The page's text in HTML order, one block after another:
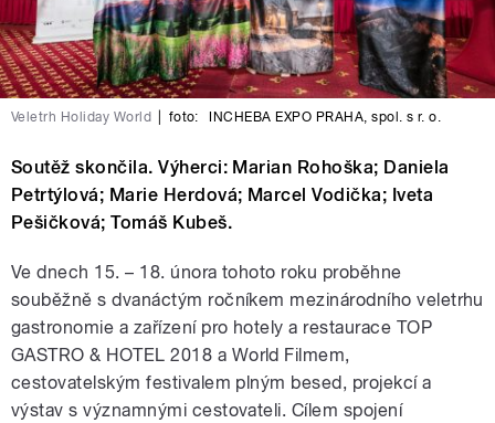
Veletrh Holiday World foto: INCHEBA EXPO PRAHA, spol. s r. o.
Soutěž skončila. Výherci: Marian Rohoška; Daniela
Petrtýlová; Marie Herdová; Marcel Vodička; Iveta
Pešičková; Tomáš Kubeš.
Ve dnech 15. – 18. února tohoto roku proběhne
souběžně s dvanáctým ročníkem mezinárodního veletrhu
gastronomie a zařízení pro hotely a restaurace TOP
GASTRO & HOTEL 2018 a World Filmem,
cestovatelským festivalem plným besed, projekcí a
výstav s významnými cestovateli. Cílem spojení